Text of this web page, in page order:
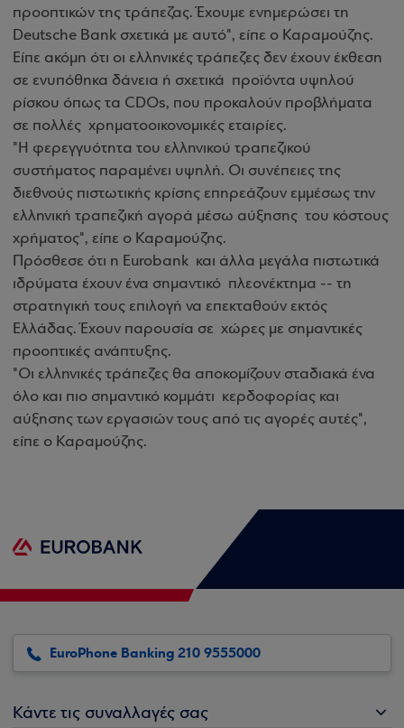
προοπτικών της τράπεζας. Έχουμε ενημερώσει τη
Deutsche Bank σχετικά με αυτό", είπε ο Καραμούζης.
Είπε ακόμη ότι οι ελληνικές τράπεζες δεν έχουν έκθεση
σε ενυπόθηκα δάνεια ή σχετικά προϊόντα υψηλού
ρίσκου όπως τα CDOs, που προκαλούν προβλήματα
σε πολλές χρηματοοικονομικές εταιρίες.
"Η φερεγγυότητα του ελληνικού τραπεζικού
συστήματος παραμένει υψηλή. Οι συνέπειες της
διεθνούς πιστωτικής κρίσης επηρεάζουν εμμέσως την
ελληνική τραπεζική αγορά μέσω αύξησης του κόστους
χρήματος", είπε ο Καραμούζης.
Πρόσθεσε ότι η Eurobank και άλλα μεγάλα πιστωτικά
ιδρύματα έχουν ένα σημαντικό πλεονέκτημα -- τη
στρατηγική τους επιλογή να επεκταθούν εκτός
Ελλάδας. Έχουν παρουσία σε χώρες με σημαντικές
προοπτικές ανάπτυξης.
"Οι ελληνικές τράπεζες θα αποκομίζουν σταδιακά ένα
όλο και πιο σημαντικό κομμάτι κερδοφορίας και
αύξησης των εργασιών τους από τις αγορές αυτές",
είπε ο Καραμούζης.
EuroPhone Banking 210 9555000
Κάντε τις συναλλαγές σας